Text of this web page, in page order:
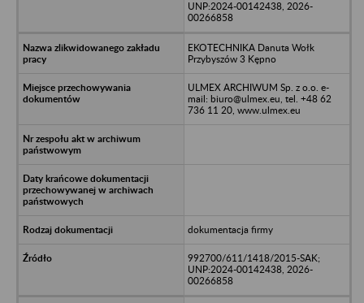
UNP:2024-00142438, 2026-
00266858
EKOTECHNIKA Danuta Wołk
Przybyszów 3 Kępno
ULMEX ARCHIWUM Sp. z o.o. e-
mail: biuro@ulmex.eu, tel. +48 62
736 11 20, www.ulmex.eu
dokumentacja firmy
992700/611/1418/2015-SAK;
UNP:2024-00142438, 2026-
00266858